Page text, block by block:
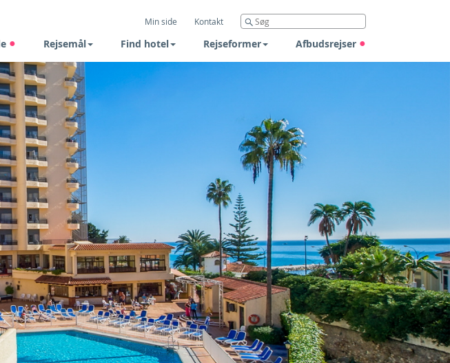
Min side Kontakt
Rejsemål Find hotel Rejseformer Afbudsrejser